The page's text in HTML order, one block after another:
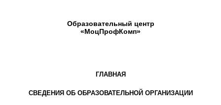
Образовательный центр
«МоцПрофКомп»
ГЛАВНАЯ
СВЕДЕНИЯ ОБ ОБРАЗОВАТЕЛЬНОЙ ОРГАНИЗАЦИИ